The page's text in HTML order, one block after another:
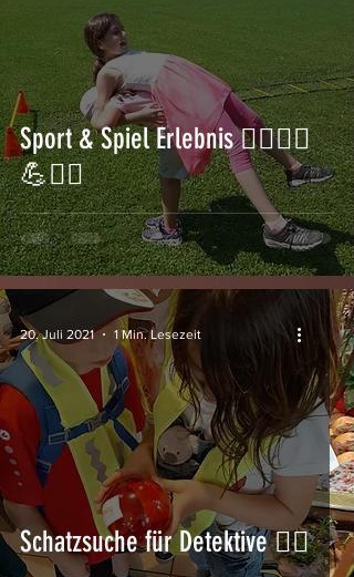
Sport & Spiel Erlebnis 🏃‍♂️🏋️‍♀️
💪🤸‍♀️
Schatzsuche für Detektive 🕵️‍♂️
20. Juli 2021 1 Min. Lesezeit